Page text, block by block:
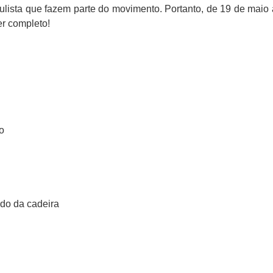
que fazem parte do movimento. Portanto, de 19 de
completo!